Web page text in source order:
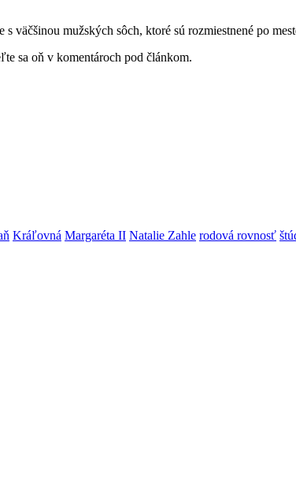
väčšinou mužských sôch, ktoré sú rozmiestnené po
sa oň v komentároch pod článkom.
Kráľovná Margaréta II Natalie Zahle rodová rovnosť